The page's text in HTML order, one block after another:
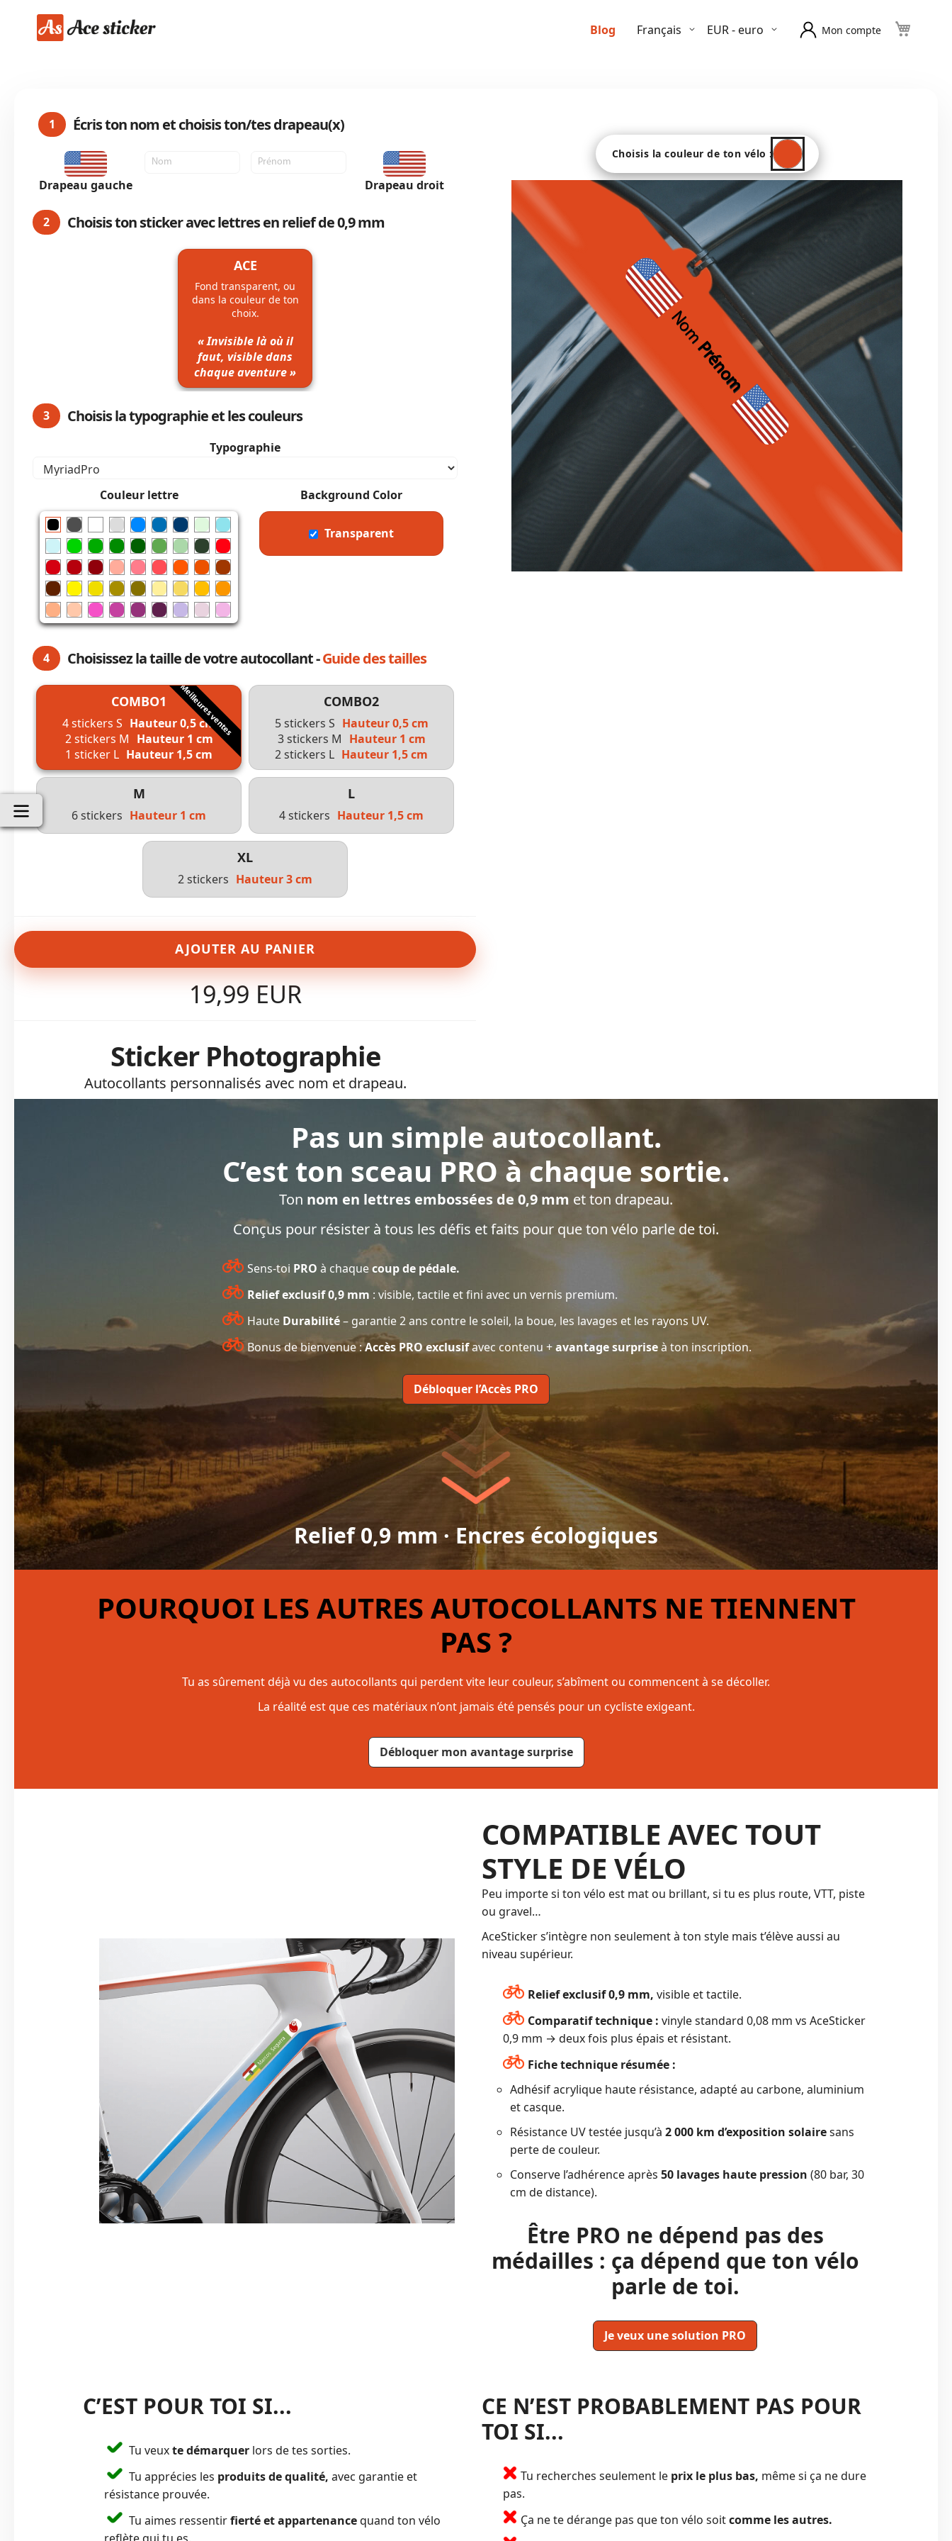
Mon compte
Devise
EUR - euro
Langue
Français
Blog
1 Écris ton nom et choisis ton/tes drapeau(x)
Drapeau gauche Drapeau droit
2 Choisis ton sticker avec lettres en relief de 0,9 mm
ACE
Fond transparent, ou
dans la couleur de ton
choix.
« Invisible là où il
faut, visible dans
chaque aventure »
3 Choisis la typographie et les couleurs
Typographie
Couleur lettre Background Color
Transparent
4 Choisissez la taille de votre autocollant -Guide des tailles
COMBO1
4 stickers S Hauteur 0,5 cm
2 stickers M Hauteur 1 cm
1 sticker L Hauteur 1,5 cm
COMBO2
5 stickers S Hauteur 0,5 cm
3 stickers M Hauteur 1 cm
2 stickers L Hauteur 1,5 cm
M
6 stickers Hauteur 1 cm
L
4 stickers Hauteur 1,5 cm
XL
2 stickers Hauteur 3 cm
Choisis la couleur de ton vélo :
Nom
Prénom
AJOUTER AU PANIER
19,99 EUR
Sticker Photographie
Autocollants personnalisés avec nom et drapeau.
Pas un simple autocollant.
C’est ton sceau PRO à chaque sortie.
Ton nom en lettres embossées de 0,9 mm et ton drapeau.
Conçus pour résister à tous les défis et faits pour que ton vélo parle de toi.
Sens-toi PRO à chaquecoup de pédale.
Relief exclusif 0,9 mm : visible, tactile et fini avec un vernis premium.
Haute Durabilité– garantie 2 ans contre le soleil, la boue, les lavages et les rayons UV.
Bonus de bienvenue :Accès PRO exclusifavec contenu +avantage surpriseà ton inscription.
Débloquer l’Accès PRO
Relief 0,9 mm · Encres écologiques
POURQUOI LES AUTRES AUTOCOLLANTS NE TIENNENT
PAS ?
Tu as sûrement déjà vu des autocollants qui perdent vite leur couleur, s’abîment ou commencent à se décoller.
La réalité est que ces matériaux n’ont jamais été pensés pour un cycliste exigeant.
Débloquer mon avantage surprise
COMPATIBLE AVEC TOUT
STYLE DE VÉLO
Peu importe si ton vélo est mat ou brillant, si tu es plus route, VTT, piste
ou gravel…
AceSticker s’intègre non seulement à ton style mais t’élève aussi au
niveau supérieur.
Relief exclusif 0,9 mm, visible et tactile.
Comparatif technique : vinyle standard 0,08 mm vs AceSticker
0,9 mm → deux fois plus épais et résistant.
Fiche technique résumée :
Adhésif acrylique haute résistance, adapté au carbone, aluminium
et casque.
Résistance UV testée jusqu’à 2 000 km d’exposition solairesans
perte de couleur.
Conserve l’adhérence après 50 lavages haute pression (80 bar, 30
cm de distance).
Être PRO ne dépend pas des
médailles : ça dépend que ton vélo
parle de toi.
Je veux une solution PRO
C’EST POUR TOI SI...
Tu veuxte démarquer lors de tes sorties.
Tu apprécies les produits de qualité, avec garantie et
résistance prouvée.
Tu aimes ressentirfierté et appartenancequand ton vélo
CE N’EST PROBABLEMENT PAS POUR
TOI SI...
Tu recherches seulement le prix le plus bas, même si ça ne dure
pas.
Ça ne te dérange pas que ton vélo soitcomme les autres.